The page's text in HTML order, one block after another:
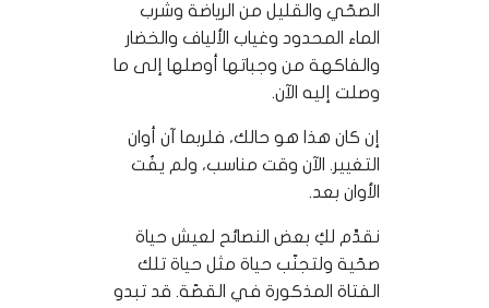
الصحّي والقليل من الرياضة وشرب
الماء المحدود وغياب الألياف والخضار
والفاكهة من وجباتها أوصلها إلى ما
وصلت إليه الآن.
إن كان هذا هو حالك، فلربما آن أوان
التغيير. الآن وقت مناسب، ولم يفُت
الأوان بعد.
نقدِّم لكِ بعض النصائح لعيش حياة
صحّية ولتجنّب حياة مثل حياة تلك
الفتاة المذكورة في القصّة. قد تبدو